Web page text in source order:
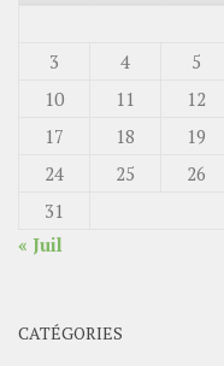
3
4 5
10
11 12
17
18 19
24
25 26
31
« Juil
CATÉGORIES